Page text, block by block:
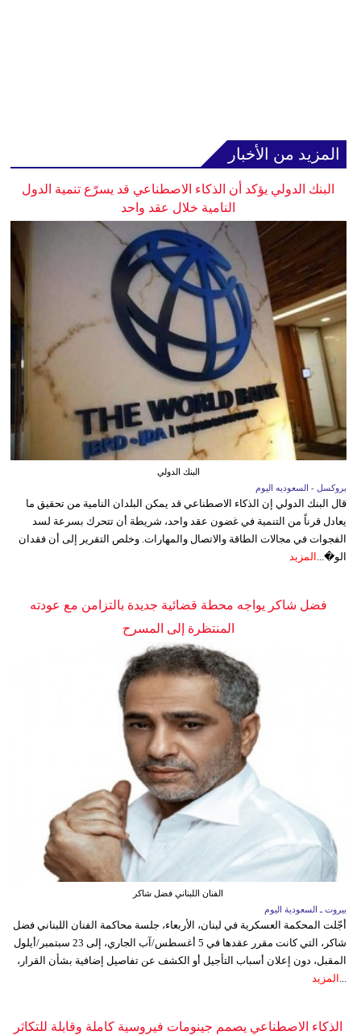
المزيد من الأخبار
البنك الدولي يؤكد أن الذكاء الاصطناعي قد يسرّع تنمية الدول
النامية خلال عقد واحد
البنك الدولي
بروكسل - السعوديه اليوم
قال البنك الدولي إن الذكاء الاصطناعي قد يمكن البلدان النامية من تحقيق ما
يعادل قرناً من التنمية في غضون عقد واحد، شريطة أن تتحرك بسرعة لسد
الفجوات في مجالات الطاقة والاتصال والمهارات. وخلص التقرير إلى أن فقدان
الو�... المزيد
فضل شاكر يواجه محطة قضائية جديدة بالتزامن مع عودته
المنتظرة إلى المسرح
الفنان اللبناني فضل شاكر
بيروت ـ السعودية اليوم
أجّلت المحكمة العسكرية في لبنان، الأربعاء، جلسة محاكمة الفنان اللبناني فضل
شاكر، التي كانت مقرر عقدها في 5 أغسطس/آب الجاري، إلى 23 سبتمبر/أيلول
المقبل، دون إعلان أسباب التأجيل أو الكشف عن تفاصيل إضافية بشأن القرار،
... المزيد
الذكاء الاصطناعي يصمم جينومات فيروسية كاملة وقابلة للتكاثر